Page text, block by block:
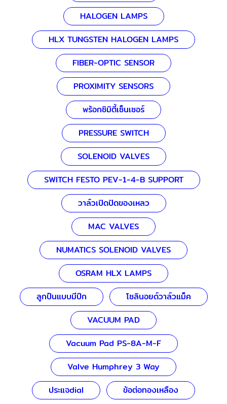
HALOGEN LAMPS
HLX TUNGSTEN HALOGEN LAMPS
FIBER-OPTIC SENSOR
PROXIMITY SENSORS
พร้อกซิมิตี้เซ็นเซอร์
PRESSURE SWITCH
SOLENOID VALVES
SWITCH FESTO PEV-1-4-B SUPPORT
วาล์วเปิดปิดของเหลว
MAC VALVES
NUMATICS SOLENOID VALVES
OSRAM HLX LAMPS
ลูกปืนแบบมีปีก
โซลินอยด์วาล์วแม็ค
VACUUM PAD
Vacuum Pad PS-8A-M-F
Valve Humphrey 3 Way
ประแจdial
ข้อต่อทองเหลือง